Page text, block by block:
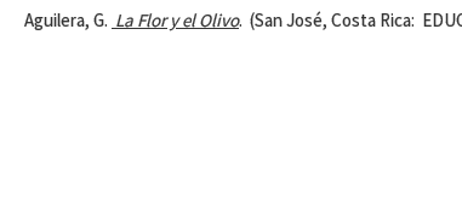
G. La Flor y el Olivo. (San José, Costa Rica: